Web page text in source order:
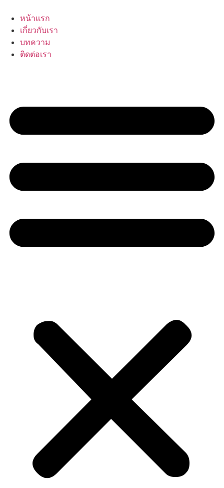
content
หน้าแรก
เกี่ยวกับเรา
บทความ
ติดต่อเรา